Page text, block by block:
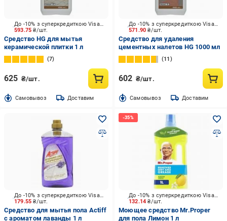
593.75₴/шт.
До -10% з суперкредиткою Visa Вигода
Средство HG для мытья
керамической плитки 1 л
7
625 ₴/шт.
Cамовывоз Доставим
571.90₴/шт.
До -10% з суперкредиткою Visa Вигода
Средство для удаления
цементных налетов HG 1000 мл
11
602 ₴/шт.
Cамовывоз Доставим
179.55₴/шт.
До -10% з суперкредиткою Visa Вигода
Средство для мытья пола Actiff
с ароматом лаванды 1 л
132.14₴/шт.
До -10% з суперкредиткою Visa Вигода
Моющее средство Mr.Proper
для пола Лимон 1 л